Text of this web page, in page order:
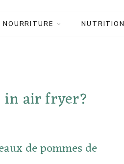
NOURRITURE NUTRITION
in air fryer?
de pommes de